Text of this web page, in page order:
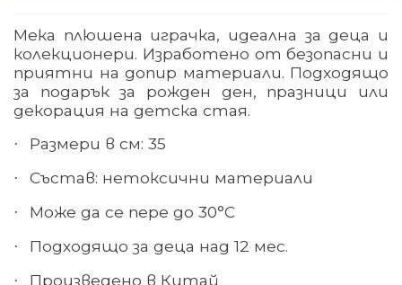
Мека плюшена играчка, идеална за деца и
колекционери. Изработено от безопасни и
приятни на допир материали. Подходящо
за подарък за рожден ден, празници или
декорация на детска стая.
· Размери в см: 35
· Състав: нетоксични материали
· Може да се пере до 30°С
· Подходящо за деца над 12 мес.
· Произведено в Китай